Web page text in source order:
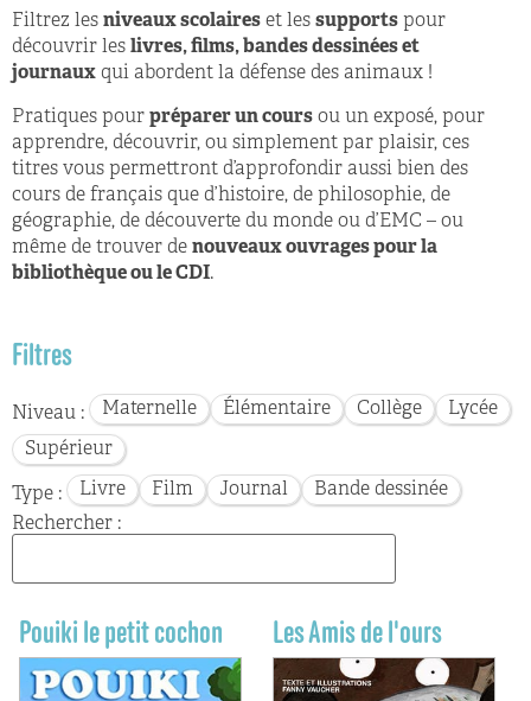
Filtrez les niveaux scolaires et les supports pour
découvrir les livres, films, bandes dessinées et
journaux qui abordent la défense des animaux !
Pratiques pour préparer un cours ou un exposé, pour
apprendre, découvrir, ou simplement par plaisir, ces
titres vous permettront d’approfondir aussi bien des
cours de français que d’histoire, de philosophie, de
géographie, de découverte du monde ou d’EMC – ou
même de trouver de nouveaux ouvrages pour la
bibliothèque ou le CDI.
Filtres
Niveau : Maternelle Élémentaire Collège
Lycée
Supérieur
Type :
Livre Film Journal
Bande dessinée
Rechercher :
Pouiki le petit cochon Les Amis de l'ours